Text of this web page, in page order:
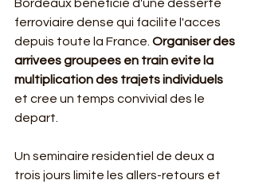
Bordeaux beneficie d'une desserte
ferroviaire dense qui facilite l'acces
depuis toute la France. Organiser des
arrivees groupees en train evite la
multiplication des trajets individuels
et cree un temps convivial des le
depart.
Un seminaire residentiel de deux a
trois jours limite les allers-retours et